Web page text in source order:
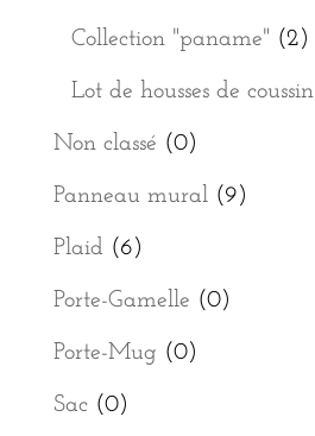
Collection "paname" (2)
Lot de housses de coussin
Non classé (0)
Panneau mural (9)
Plaid (6)
Porte-Gamelle (0)
Porte-Mug (0)
Sac (0)